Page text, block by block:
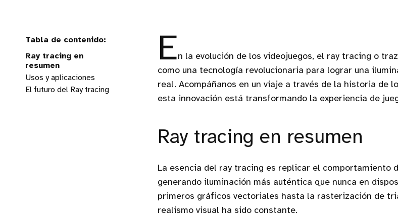
Ray tracing en
resumen
Usos y aplicaciones
El futuro del Ray tracing
En la evolución de los videojuegos, el ray tracing o
como una tecnología revolucionaria para lograr una
real. Acompáñanos en un viaje a través de la historia de
esta innovación está transformando la experiencia de
Ray tracing en resumen
La esencia del ray tracing es replicar el comportamiento
generando iluminación más auténtica que nunca en
primeros gráficos vectoriales hasta la rasterización de
realismo visual ha sido constante.